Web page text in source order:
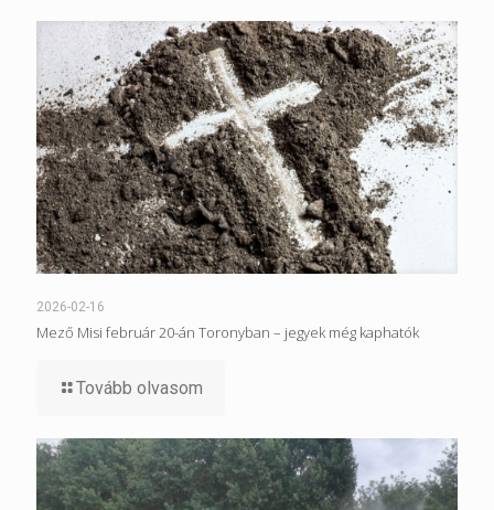
2026-02-16
Mező Misi február 20-án Toronyban – jegyek még kaphatók
Tovább olvasom